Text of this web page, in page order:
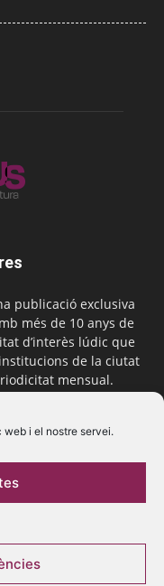
i el nostre servei.
publicació exclusiva
més de 10 anys de
d’interès lúdic que
de la ciutat
mensual.